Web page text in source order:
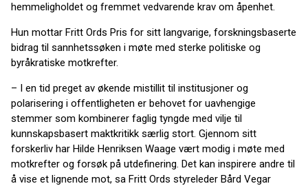
hemmeligholdet og fremmet vedvarende krav om åpenhet.
Hun mottar Fritt Ords Pris for sitt langvarige, forskningsbaserte
bidrag til sannhetssøken i møte med sterke politiske og
byråkratiske motkrefter.
– I en tid preget av økende mistillit til institusjoner og
polarisering i offentligheten er behovet for uavhengige
stemmer som kombinerer faglig tyngde med vilje til
kunnskapsbasert maktkritikk særlig stort. Gjennom sitt
forskerliv har Hilde Henriksen Waage vært modig i møte med
motkrefter og forsøk på utdefinering. Det kan inspirere andre til
å vise et lignende mot, sa Fritt Ords styreleder Bård Vegar